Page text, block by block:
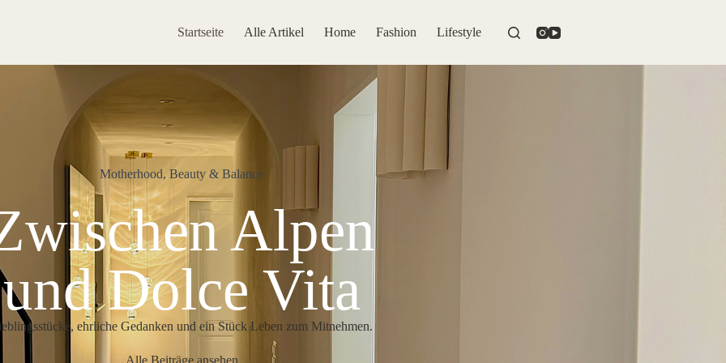
Startseite Alle Artikel Home Fashion Lifestyle
Motherhood, Beauty & Balance
Alpen
und Dolce Vita
ehrliche Gedanken und ein Stück Leben zum Mitnehmen.
Alle Beiträge ansehen